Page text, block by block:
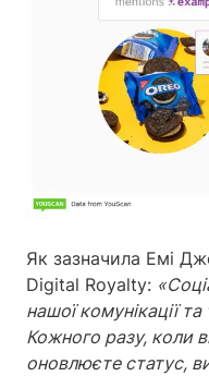
Як зазначила Емі
Digital Royalty:
нашої комунікації
Кожного разу, коли
оновлюєте статус,